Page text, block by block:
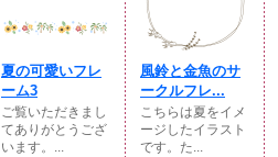
夏の可愛いフレ
ーム3
ご覧いただきまし
てありがとうござ
います。...
風鈴と金魚のサ
ークルフレ...
こちらは夏をイメ
ージしたイラスト
です。た...